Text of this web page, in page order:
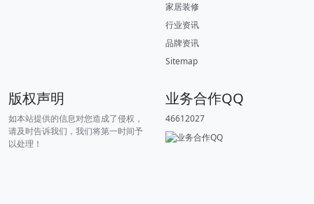
家居装修
行业资讯
品牌资讯
Sitemap
版权声明
如本站提供的信息对您造成了侵权，
请及时告诉我们，我们将第一时间予
以处理！
业务合作QQ
46612027